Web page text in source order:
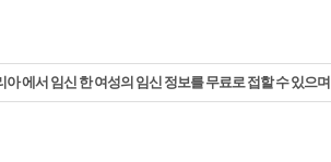
에서 임신 한 여성의 임신 정보를 무료로 접할 수 있으